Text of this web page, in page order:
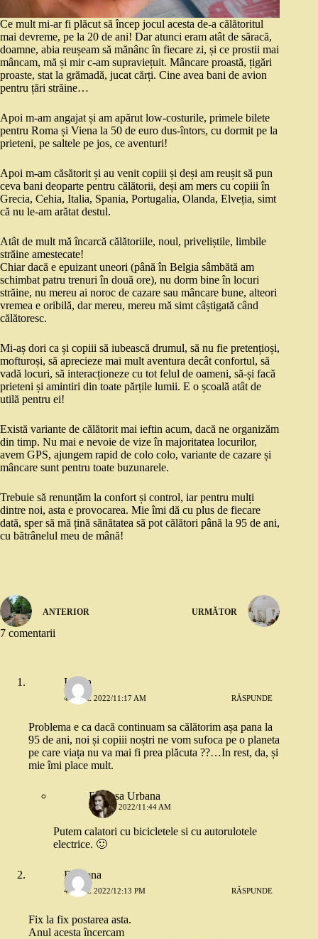
Ce mult mi-ar fi plăcut să încep jocul acesta de-a călătoritul
mai devreme, pe la 20 de ani! Dar atunci eram atât de săracă,
doamne, abia reușeam să mănânc în fiecare zi, și ce prostii mai
mâncam, mă și mir c-am supraviețuit. Mâncare proastă, țigări
proaste, stat la grămadă, jucat cărți. Cine avea bani de avion
pentru țări străine…
Apoi m-am angajat și am apărut low-costurile, primele bilete
pentru Roma și Viena la 50 de euro dus-întors, cu dormit pe la
prieteni, pe saltele pe jos, ce aventuri!
Apoi m-am căsătorit și au venit copiii și deși am reușit să pun
ceva bani deoparte pentru călătorii, deși am mers cu copiii în
Grecia, Cehia, Italia, Spania, Portugalia, Olanda, Elveția, simt
că nu le-am arătat destul.
Atât de mult mă încarcă călătoriile, noul, priveliștile, limbile
străine amestecate!
Chiar dacă e epuizant uneori (până în Belgia sâmbătă am
schimbat patru trenuri în două ore), nu dorm bine în locuri
străine, nu mereu ai noroc de cazare sau mâncare bune, alteori
vremea e oribilă, dar mereu, mereu mă simt câștigată când
călătoresc.
Mi-aș dori ca și copiii să iubească drumul, să nu fie pretențioși,
mofturoși, să aprecieze mai mult aventura decât confortul, să
vadă locuri, să interacționeze cu tot felul de oameni, să-și facă
prieteni și amintiri din toate părțile lumii. E o școală atât de
utilă pentru ei!
Există variante de călătorit mai ieftin acum, dacă ne organizăm
din timp. Nu mai e nevoie de vize în majoritatea locurilor,
avem GPS, ajungem rapid de colo colo, variante de cazare și
mâncare sunt pentru toate buzunarele.
Trebuie să renunțăm la confort și control, iar pentru mulți
dintre noi, asta e provocarea. Mie îmi dă cu plus de fiecare
dată, sper să mă țină sănătatea să pot călători până la 95 de ani,
cu bătrânelul meu de mână!
ANTERIOR URMĂTOR
7 comentarii
Ionela
4 IULIE 2022/11:17 AM RĂSPUNDE
Problema e ca dacă continuam sa călătorim așa pana la
95 de ani, noi și copiii noștri ne vom sufoca pe o planeta
pe care viața nu va mai fi prea plăcuta ??…In rest, da, și
mie îmi place mult.
Printesa Urbana
4 IULIE 2022/11:44 AM
Putem calatori cu bicicletele si cu autorulotele
electrice. 🙂
Ramona
4 IULIE 2022/12:13 PM RĂSPUNDE
Fix la fix postarea asta.
Anul acesta încercam